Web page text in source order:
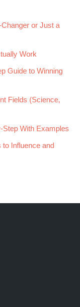
or Just a
Work
Guide to Winning
Fields (Science,
Step With Examples
to Influence and